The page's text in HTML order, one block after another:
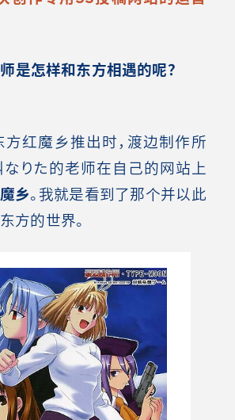
怎样和东方相遇的呢？
红魔乡推出时，渡边制作所
りた的老师在自己的网站上
乡。我就是看到了那个并以此
方的世界。